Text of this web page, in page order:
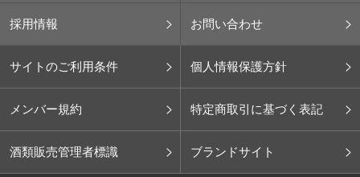
採用情報 お問い合わせ
サイトのご利用条件 個人情報保護方針
メンバー規約 特定商取引に基づく表記
酒類販売管理者標識 ブランドサイト